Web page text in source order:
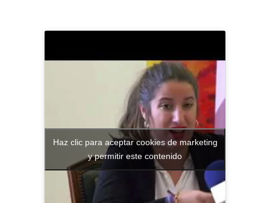
Haz clic para aceptar cookies de marketing
y permitir este contenido